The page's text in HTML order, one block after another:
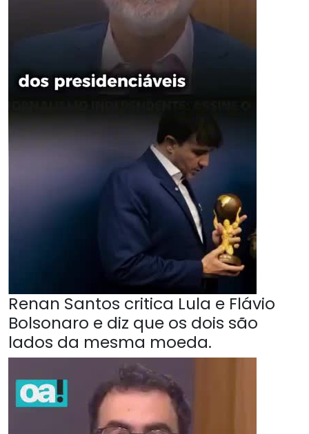
Renan Santos critica Lula e Flávio
Bolsonaro e diz que os dois são
lados da mesma moeda.